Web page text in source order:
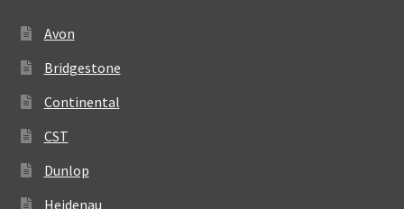
Avon
Bridgestone
Continental
CST
Dunlop
Heidenau